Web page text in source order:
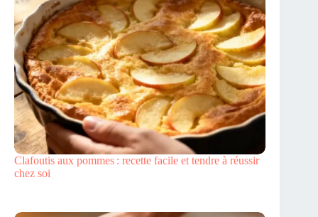
Clafoutis aux pommes : recette facile et tendre à réussir
chez soi